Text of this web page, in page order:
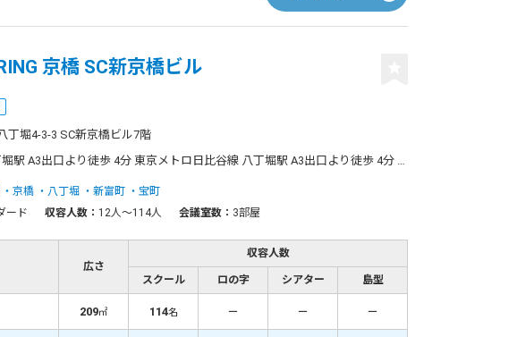
京橋 SC新京橋ビル
丁堀4-3-3 SC新京橋ビル7階
より徒歩 4分 都営浅草線 宝町駅 A1出口より徒歩 4分 東京メトロ銀座線 京橋駅 A2出口より徒歩 6分 東京メトロ有楽町線 新富町駅 A3出口より徒歩 7分 ◆八丁堀駅「A3出口」からのアクセス方法◆ ①A3出口を出て左に曲がり鍛冶橋通りを道のりに進みます。 ②200m程進んだ先にある信号を渡るとセブンイレブンがあり、 セブンイレブンの右手側に「SC新京橋ビル」の入り口がございます。
京橋 八丁堀 新富町
宝町
ード 収容人数： 12人〜114人 会議室数： 3部屋
広さ
収容人数
スクール ロの字 シアター 島型
209㎡ 114名 － － －